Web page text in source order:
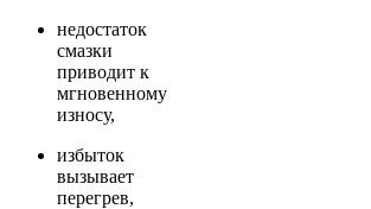
недостаток
смазки
приводит к
мгновенному
износу,
избыток
вызывает
перегрев,